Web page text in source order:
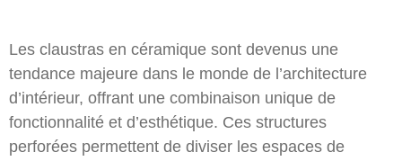
Les claustras en céramique sont devenus une
tendance majeure dans le monde de l’architecture
d’intérieur, offrant une combinaison unique de
fonctionnalité et d’esthétique. Ces structures
perforées permettent de diviser les espaces de